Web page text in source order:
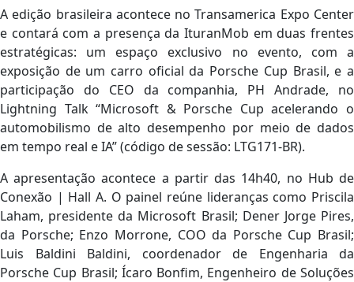
A edição brasileira acontece no Transamerica Expo Center
e contará com a presença da IturanMob em duas frentes
estratégicas: um espaço exclusivo no evento, com a
exposição de um carro oficial da Porsche Cup Brasil, e a
participação do CEO da companhia, PH Andrade, no
Lightning Talk “Microsoft & Porsche Cup acelerando o
automobilismo de alto desempenho por meio de dados
em tempo real e IA” (código de sessão: LTG171-BR).
A apresentação acontece a partir das 14h40, no Hub de
Conexão | Hall A. O painel reúne lideranças como Priscila
Laham, presidente da Microsoft Brasil; Dener Jorge Pires,
da Porsche; Enzo Morrone, COO da Porsche Cup Brasil;
Luis Baldini Baldini, coordenador de Engenharia da
Porsche Cup Brasil; Ícaro Bonfim, Engenheiro de Soluções